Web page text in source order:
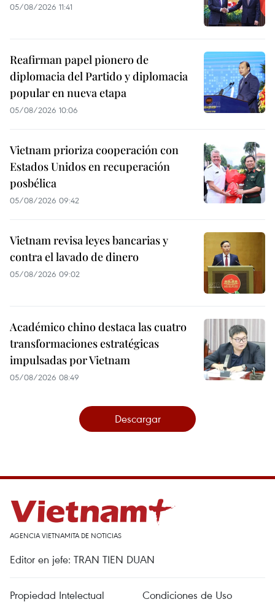
05/08/2026 11:41
Reafirman papel pionero de
diplomacia del Partido y diplomacia
popular en nueva etapa
05/08/2026 10:06
Vietnam prioriza cooperación con
Estados Unidos en recuperación
posbélica
05/08/2026 09:42
Vietnam revisa leyes bancarias y
contra el lavado de dinero
05/08/2026 09:02
Académico chino destaca las cuatro
transformaciones estratégicas
impulsadas por Vietnam
05/08/2026 08:49
Descargar
AGENCIA VIETNAMITA DE NOTICIAS
Editor en jefe: TRAN TIEN DUAN
Propiedad Intelectual Condiciones de Uso